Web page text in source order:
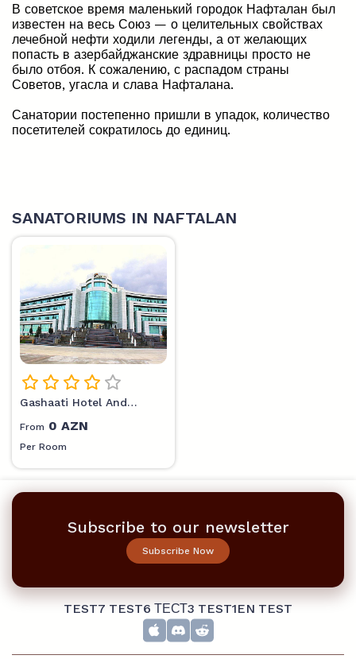
В советское время маленький городок Нафталан был
известен на весь Союз — о целительных свойствах
лечебной нефти ходили легенды, а от желающих
попасть в азербайджанские здравницы просто не
было отбоя. К сожалению, с распадом страны
Советов, угасла и слава Нафталана.
Санатории постепенно пришли в упадок, количество
посетителей сократилось до единиц.
SANATORIUMS IN NAFTALAN
Gashaati Hotel And
Resort
From 0 AZN
Per Room
Subscribe to our newsletter
Subscribe Now
TEST7 TEST6 ТЕСТ3 TEST1EN TEST